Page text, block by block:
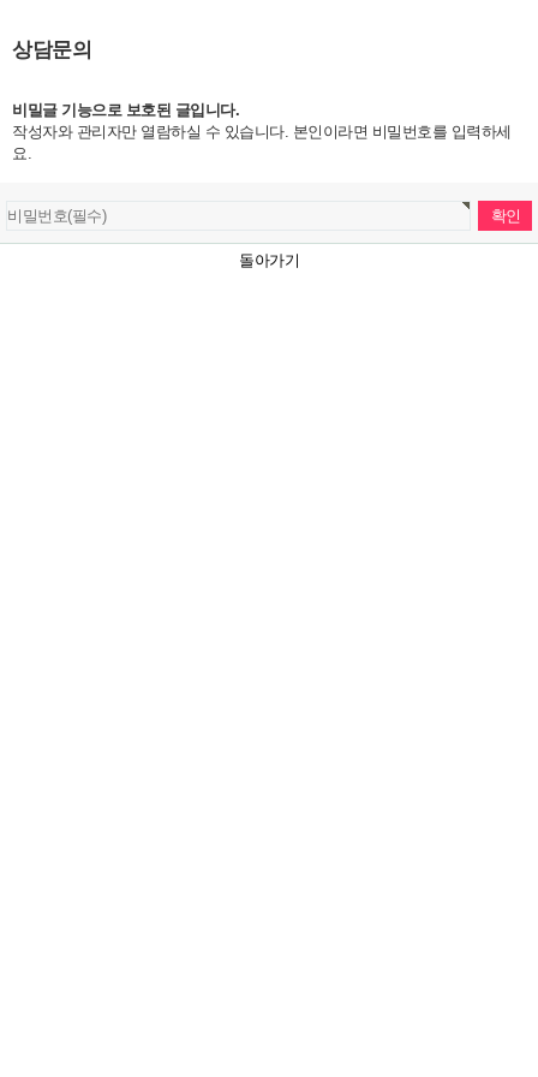
상담문의
비밀글 기능으로 보호된 글입니다.
작성자와 관리자만 열람하실 수 있습니다. 본인이라면 비밀번호를 입력하세
요.
돌아가기